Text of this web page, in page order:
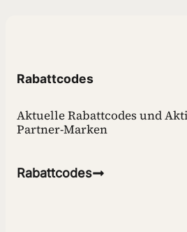
Rabattcodes
Aktuelle Rabattcodes und
Partner-Marken
Rabattcodes